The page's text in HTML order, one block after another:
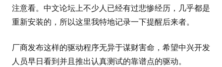
注意看。中文论坛上不少人已经有过悲惨经历，几乎都是
重新安装的，所以这里我特地记录一下提醒后来者。
厂商发布这样的驱动程序无异于谋财害命，希望中兴开发
人员早日看到并且推出认真测试的靠谱点的驱动。